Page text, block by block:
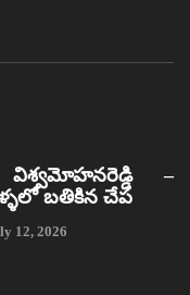
విశ్వమోహనరెడ్డి –
బతికిన చేప
12, 2026